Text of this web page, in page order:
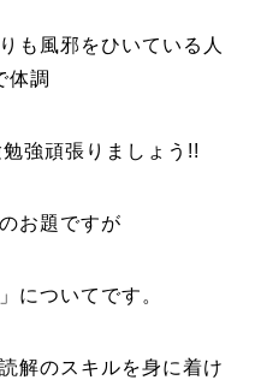
も風邪をひいている人
体調
強頑張りましょう!!
お題ですが
についてです。
解のスキルを身に着け